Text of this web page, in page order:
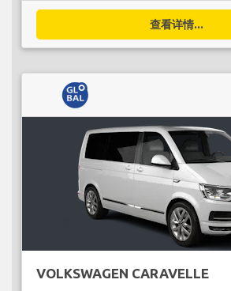
查看详情...
VOLKSWAGEN CARAVELLE